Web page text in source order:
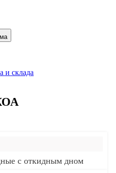
и склада
с откидным дном